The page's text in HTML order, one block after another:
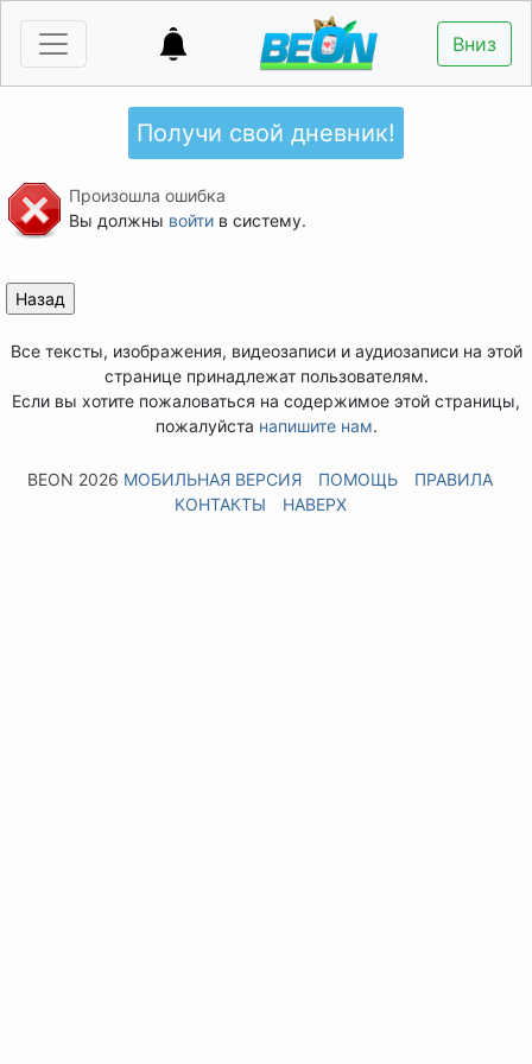
Вниз
Получи свой дневник!
Произошла ошибка
Вы должны войтив систему.
Все тексты, изображения, видеозаписи и аудиозаписи на этой
странице принадлежат пользователям.
Если вы хотите пожаловаться на содержимое этой страницы,
пожалуйста напишите нам.
BEON 2026 МОБИЛЬНАЯ ВЕРСИЯ ПОМОЩЬ
ПРАВИЛА
КОНТАКТЫ
НАВЕРХ